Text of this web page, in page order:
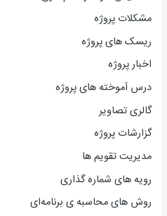
مشکلات پروژه
ریسک های پروژه
اخبار پروژه
درس آموخته های پروژه
گالری تصاویر
گزارشات پروژه
مدیریت تقویم ها
رویه های شماره گذاری
روش های محاسبه ی برنامه‌ای